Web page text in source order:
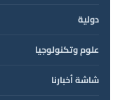
دولية
علوم وتكنولوجيا
شاشة أخبارنا